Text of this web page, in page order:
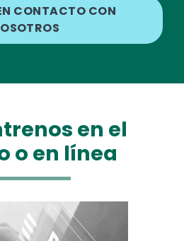
CONTACTO CON
en el
o en línea